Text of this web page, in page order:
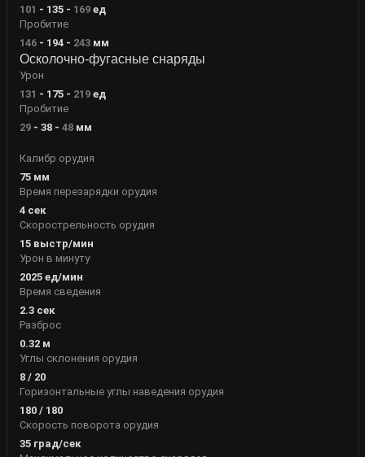
101 - 135- 169ед
Пробитие
146- 194- 243 мм
Осколочно-фугасные снаряды
Урон
131 - 175- 219ед
Пробитие
29- 38- 48 мм
Калибр орудия
75мм
Время перезарядки орудия
4сек
Скорострельность орудия
15выстр/мин
Урон в минуту
2025ед/мин
Время сведения
2.3сек
Разброс
0.32м
Углы склонения орудия
8 / 20
Горизонтальные углы наведения орудия
180 / 180
Скорость поворота орудия
35град/сек